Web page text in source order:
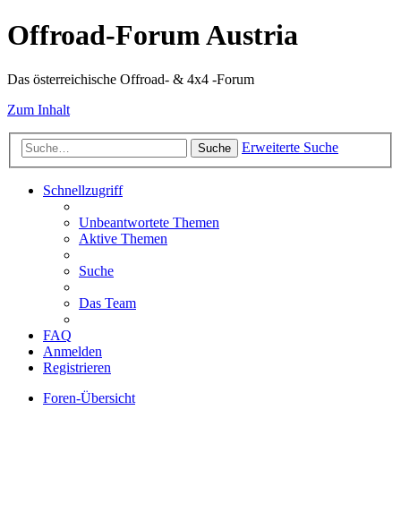
Offroad-Forum Austria
Das österreichische Offroad- & 4x4 -Forum
Zum Inhalt
Suche Erweiterte Suche
Schnellzugriff
Unbeantwortete Themen
Aktive Themen
Suche
Das Team
FAQ
Anmelden
Registrieren
Foren-Übersicht